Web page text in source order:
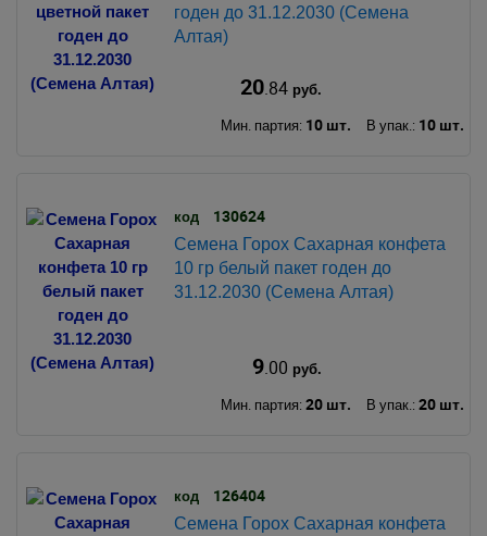
годен до 31.12.2030 (Семена
Алтая)
20.84руб.
Мин. партия: 10 шт. В упак.: 10 шт.
код 130624
Семена Горох Сахарная конфета
10 гр белый пакет годен до
31.12.2030 (Семена Алтая)
9.00 руб.
Мин. партия: 20 шт. В упак.: 20 шт.
код 126404
Семена Горох Сахарная конфета